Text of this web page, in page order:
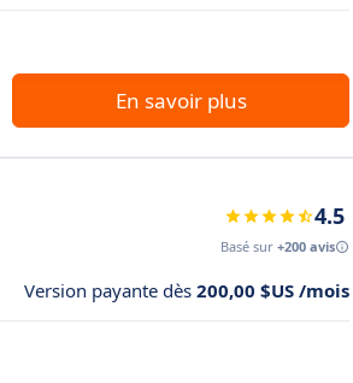
En savoir plus
4.5
Basé sur +200 avis
Version payante dès 200,00 $US /mois